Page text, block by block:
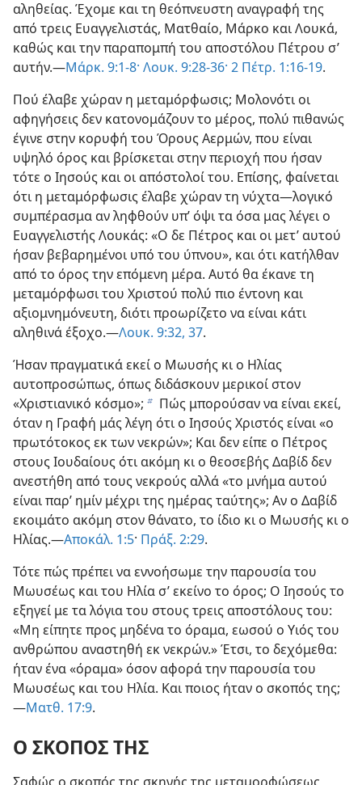
αληθείας. Έχομε και τη θεόπνευστη αναγραφή της
από τρεις Ευαγγελιστάς, Ματθαίο, Μάρκο και Λουκά,
καθώς και την παραπομπή του αποστόλου Πέτρου σ’
αυτήν.—Μάρκ. 9:1-8· Λουκ. 9:28-36· 2 Πέτρ. 1:16-19.
Πού έλαβε χώραν η μεταμόρφωσις; Μολονότι οι
αφηγήσεις δεν κατονομάζουν το μέρος, πολύ πιθανώς
έγινε στην κορυφή του Όρους Αερμών, που είναι
υψηλό όρος και βρίσκεται στην περιοχή που ήσαν
τότε ο Ιησούς και οι απόστολοί του. Επίσης, φαίνεται
ότι η μεταμόρφωσις έλαβε χώραν τη νύχτα—λογικό
συμπέρασμα αν ληφθούν υπ’ όψι τα όσα μας λέγει ο
Ευαγγελιστής Λουκάς: «Ο δε Πέτρος και οι μετ’ αυτού
ήσαν βεβαρημένοι υπό του ύπνου», και ότι κατήλθαν
από το όρος την επόμενη μέρα. Αυτό θα έκανε τη
μεταμόρφωσι του Χριστού πολύ πιο έντονη και
αξιομνημόνευτη, διότι προωρίζετο να είναι κάτι
αληθινά έξοχο.—Λουκ. 9:32, 37.
Ήσαν πραγματικά εκεί ο Μωυσής κι ο Ηλίας
αυτοπροσώπως, όπως διδάσκουν μερικοί στον
«Χριστιανικό κόσμο»; b Πώς μπορούσαν να είναι εκεί,
όταν η Γραφή μάς λέγη ότι ο Ιησούς Χριστός είναι «ο
πρωτότοκος εκ των νεκρών»; Και δεν είπε ο Πέτρος
στους Ιουδαίους ότι ακόμη κι ο θεοσεβής Δαβίδ δεν
ανεστήθη από τους νεκρούς αλλά «το μνήμα αυτού
είναι παρ’ ημίν μέχρι της ημέρας ταύτης»; Αν ο Δαβίδ
εκοιμάτο ακόμη στον θάνατο, το ίδιο κι ο Μωυσής κι ο
Ηλίας.—Αποκάλ. 1:5· Πράξ. 2:29.
Τότε πώς πρέπει να εννοήσωμε την παρουσία του
Μωυσέως και του Ηλία σ’ εκείνο το όρος; Ο Ιησούς το
εξηγεί με τα λόγια του στους τρεις αποστόλους του:
«Μη είπητε προς μηδένα το όραμα, εωσού ο Υιός του
ανθρώπου αναστηθή εκ νεκρών.» Έτσι, το δεχόμεθα:
ήταν ένα «όραμα» όσον αφορά την παρουσία του
Μωυσέως και του Ηλία. Και ποιος ήταν ο σκοπός της;
—Ματθ. 17:9.
Ο ΣΚΟΠΟΣ ΤΗΣ